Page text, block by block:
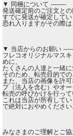
▼ 同梱について --------
発送確定前のご注文と
すでに発送が確定して
恐れ入りますがその際
▼ 当店からのお願い
フレコオリジナルマス
めに、
たくさんの人達と一緒
そのため、転売目的で
また、当店の画像を許
プ（法人を含む）やオ
転売の呼びかけを行っ
これは当店が所有して
で絶対におやめくださ
みなさまのご理解とご